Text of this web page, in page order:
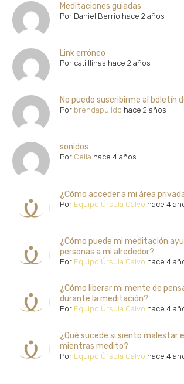
Meditaciones guiadas
Por Daniel Berrio hace 2 años
Link erróneo
Por cati llinas hace 2 años
No puedo suscribirme al boletín
Por brendapulido hace 2 años
sonidos
Por Celia hace 4 años
¿Cómo acceder a mi área
Por Equipo Úrsula Calvo hace 4
¿Cómo puede mi meditación
personas a mi alrededor?
Por Equipo Úrsula Calvo hace 4
¿Cómo liberar mi mente de
durante la meditación?
Por Equipo Úrsula Calvo hace 4
¿Qué sucede si siento malestar
mientras medito?
Por Equipo Úrsula Calvo hace 4